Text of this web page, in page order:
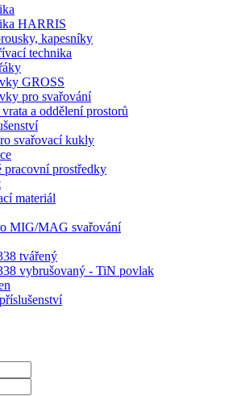
HARRIS
kapesníky
technika
GROSS
pro svařování
a oddělení prostorů
svařovací kukly
pracovní prostředky
materiál
MIG/MAG svařování
tvářený
vybrušovaný - TiN povlak